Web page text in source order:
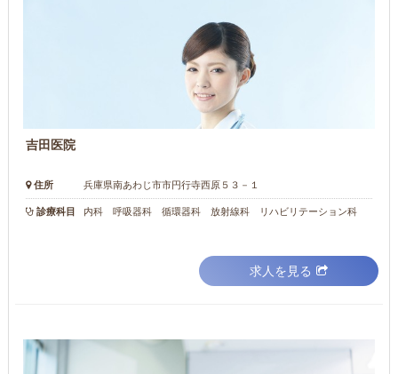
吉田医院
住所 兵庫県南あわじ市市円行寺西原５３－１
診療科目 内科 呼吸器科 循環器科 放射線科 リハビリテーション科
求人を見る